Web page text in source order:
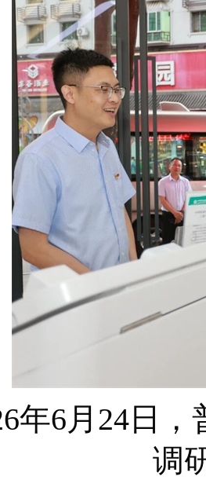
年6月24日
调